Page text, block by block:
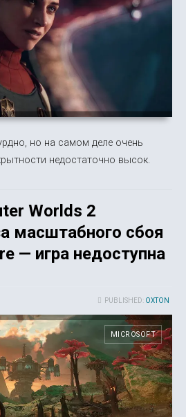
но на самом деле очень
недостаточно высок.
Worlds 2
масштабного сбоя
— игра недоступна
PUBLISHED: OXTON
MICROSOFT